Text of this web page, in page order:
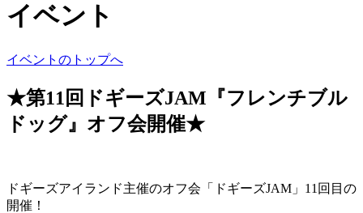
イベント
イベントのトップへ
★第11回ドギーズJAM『フレンチブル
ドッグ』オフ会開催★
ドギーズアイランド主催のオフ会「ドギーズJAM」11回目の
開催！